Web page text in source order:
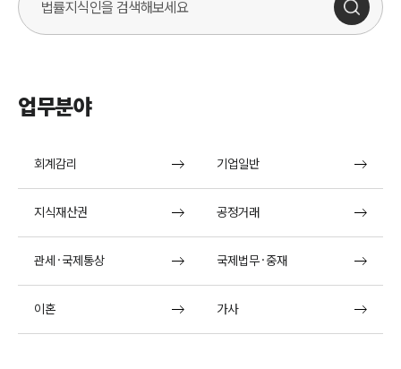
업무분야
회계감리 기업일반
지식재산권 공정거래
관세·국제통상 국제법무·중재
이혼 가사